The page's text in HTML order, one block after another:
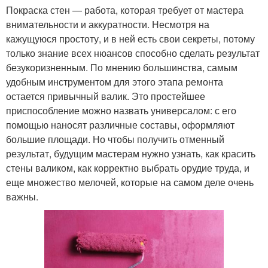
Покраска стен — работа, которая требует от мастера
внимательности и аккуратности. Несмотря на
кажущуюся простоту, и в ней есть свои секреты, потому
только знание всех нюансов способно сделать результат
безукоризненным. По мнению большинства, самым
удобным инструментом для этого этапа ремонта
остается привычный валик. Это простейшее
приспособление можно назвать универсалом: с его
помощью наносят различные составы, оформляют
большие площади. Но чтобы получить отменный
результат, будущим мастерам нужно узнать, как красить
стены валиком, как корректно выбрать орудие труда, и
еще множество мелочей, которые на самом деле очень
важны.